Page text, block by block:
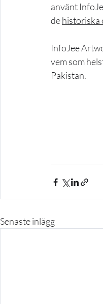
använt
de historiska
InfoJee
vem som
Pakistan.
Senaste inlägg